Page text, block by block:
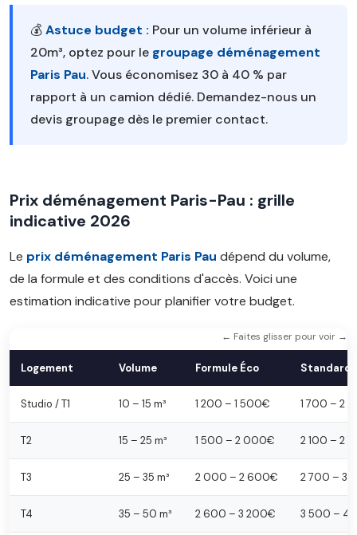
💰Astuce budget : Pour un volume inférieur à
20m³, optez pour le groupage déménagement
Paris Pau. Vous économisez 30 à 40 % par
rapport à un camion dédié. Demandez-nous un
devis groupage dès le premier contact.
Prix déménagement Paris-Pau : grille
indicative 2026
Le prix déménagement Paris Pau dépend du volume,
de la formule et des conditions d'accès. Voici une
estimation indicative pour planifier votre budget.
← Faites glisser pour voir →
Logement Volume Formule Éco Standard
Studio / T1 10 – 15 m³ 1 200 – 1 500€ 1 700 – 2
T2 15 – 25 m³ 1 500 – 2 000€ 2 100 – 2
T3 25 – 35 m³ 2 000 – 2 600€ 2 700 – 3
T4 35 – 50 m³ 2 600 – 3 200€ 3 500 – 4